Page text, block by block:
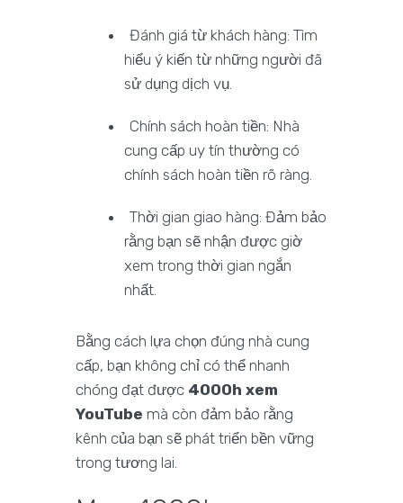
Đánh giá từ khách hàng: Tìm
hiểu ý kiến từ những người đã
sử dụng dịch vụ.
Chính sách hoàn tiền: Nhà
cung cấp uy tín thường có
chính sách hoàn tiền rõ ràng.
Thời gian giao hàng: Đảm bảo
rằng bạn sẽ nhận được giờ
xem trong thời gian ngắn
nhất.
Bằng cách lựa chọn đúng nhà cung
cấp, bạn không chỉ có thể nhanh
chóng đạt được 4000h xem
YouTube mà còn đảm bảo rằng
kênh của bạn sẽ phát triển bền vững
trong tương lai.